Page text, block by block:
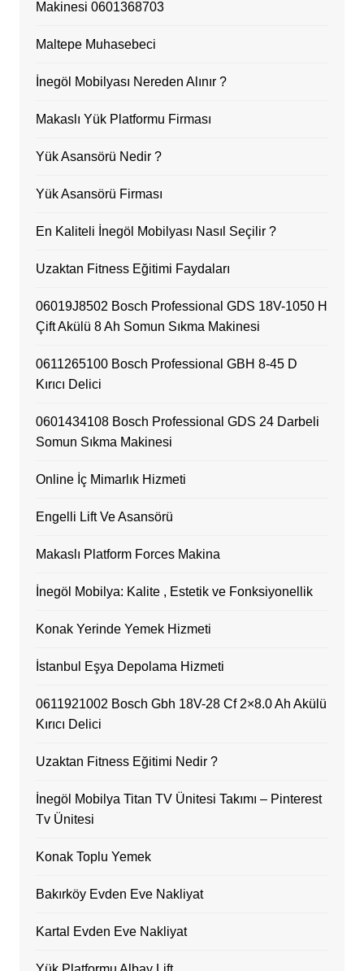
Makinesi 0601368703
Maltepe Muhasebeci
İnegöl Mobilyası Nereden Alınır ?
Makaslı Yük Platformu Firması
Yük Asansörü Nedir ?
Yük Asansörü Firması
En Kaliteli İnegöl Mobilyası Nasıl Seçilir ?
Uzaktan Fitness Eğitimi Faydaları
06019J8502 Bosch Professional GDS 18V-1050 H
Çift Akülü 8 Ah Somun Sıkma Makinesi
0611265100 Bosch Professional GBH 8-45 D
Kırıcı Delici
0601434108 Bosch Professional GDS 24 Darbeli
Somun Sıkma Makinesi
Online İç Mimarlık Hizmeti
Engelli Lift Ve Asansörü
Makaslı Platform Forces Makina
İnegöl Mobilya: Kalite , Estetik ve Fonksiyonellik
Konak Yerinde Yemek Hizmeti
İstanbul Eşya Depolama Hizmeti
0611921002 Bosch Gbh 18V-28 Cf 2×8.0 Ah Akülü
Kırıcı Delici
Uzaktan Fitness Eğitimi Nedir ?
İnegöl Mobilya Titan TV Ünitesi Takımı – Pinterest
Tv Ünitesi
Konak Toplu Yemek
Bakırköy Evden Eve Nakliyat
Kartal Evden Eve Nakliyat